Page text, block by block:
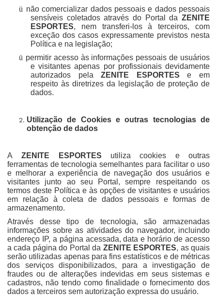
ü não comercializar dados pessoais e dados pessoais
sensíveis coletados através do Portal da ZENITE
ESPORTES, nem transferi-los à terceiros, com
exceção dos casos expressamente previstos nesta
Política e na legislação;
ü permitir acesso às informações pessoais de usuários
e visitantes apenas por profissionais devidamente
autorizados pelaZENITE ESPORTES e em
respeito às diretrizes da legislação de proteção de
dados.
Utilização de Cookies e outras tecnologias de
obtenção de dados
AZENITE ESPORTES utiliza cookies e outras
ferramentas de tecnologia semelhantes para facilitar o uso
e melhorar a experiência de navegação dos usuários e
visitantes junto ao seu Portal, sempre respeitando os
termos deste Política e às opções de visitantes e usuários
em relação à coleta de dados pessoais e formas de
armazenamento.
Através desse tipo de tecnologia, são armazenadas
informações sobre as atividades do navegador, incluindo
endereço IP, a página acessada, data e horário de acesso
a cada página do Portal da ZENITE ESPORTES, as quais
serão utilizadas apenas para fins estatísticos e de métricas
dos serviços disponibilizados, para a investigação de
fraudes ou de alterações indevidas em seus sistemas e
cadastros, não tendo como finalidade o fornecimento dos
dados a terceiros sem autorização expressa do usuário.